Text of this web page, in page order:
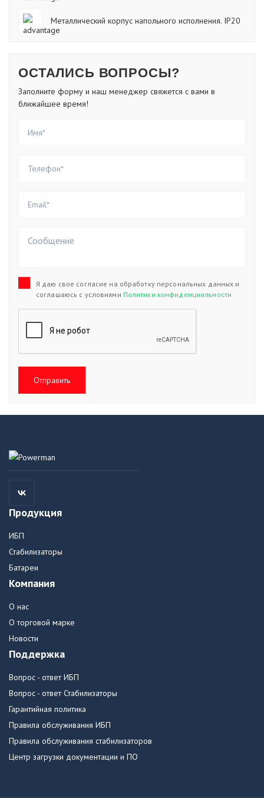
Металлический корпус напольного исполнения. IP20
ОСТАЛИСЬ ВОПРОСЫ?
Заполните форму и наш менеджер свяжется с вами в
ближайшее время!
Я даю свое согласие на обработку персональных данных и
соглашаюсь с условиями Политики конфиденциальности
Отправить
Продукция
ИБП
Стабилизаторы
Батареи
Компания
О нас
О торговой марке
Новости
Поддержка
Вопрос - ответ ИБП
Вопрос - ответ Стабилизаторы
Гарантийная политика
Правила обслуживания ИБП
Правила обслуживания стабилизаторов
Центр загрузки документации и ПО